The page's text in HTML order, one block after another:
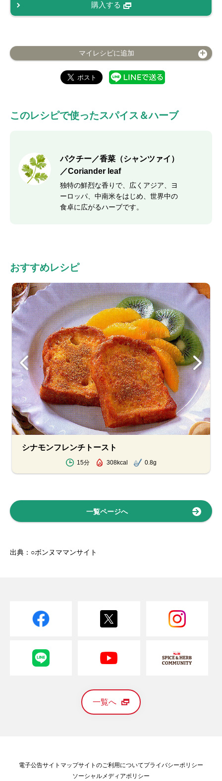
購入する
マイレシピに追加
このレシピで使ったスパイス＆ハーブ
パクチー／香菜（シャンツァイ）
／Coriander leaf
独特の鮮烈な香りで、広くアジア、ヨ
ーロッパ、中南米をはじめ、世界中の
食卓に広がるハーブです。
おすすめレシピ
シナモンフレンチトースト
15分 308kcal 0.8g
一覧ページへ
出典：○ボンヌママンサイト
一覧へ
電子公告サイトマップサイトのご利用についてプライバシーポリシー
ソーシャルメディアポリシー